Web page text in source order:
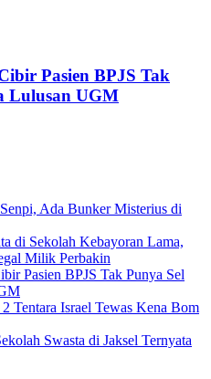
Pasien BPJS Tak
Lulusan UGM
Ada Bunker Misterius di
di Sekolah Kebayoran Lama,
Milik Perbakin
Pasien BPJS Tak Punya Sel
Tentara Israel Tewas Kena Bom
Swasta di Jaksel Ternyata